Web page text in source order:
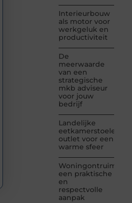
Interieurbouw
als motor voor
werkgeluk en
productiviteit
De
meerwaarde
van een
strategische
mkb adviseur
voor jouw
bedrijf
Landelijke
eetkamerstoelen
outlet voor een
warme sfeer
Woningontruiming:
een praktische
en
respectvolle
aanpak